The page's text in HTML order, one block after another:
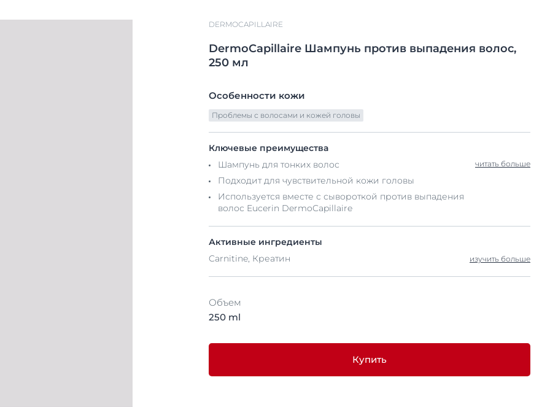
DERMOCAPILLAIRE
DermoCapillaire Шампунь против выпадения волос,
250 мл
Особенности кожи
Проблемы с волосами и кожей головы
Ключевые преимущества
Шампунь для тонких волос
Подходит для чувствительной кожи головы
Используется вместе с сывороткой против выпадения
волос Eucerin DermoCapillaire
читать больше
Активные ингредиенты
Carnitine, Креатин
изучить больше
Объем
250 ml
Купить